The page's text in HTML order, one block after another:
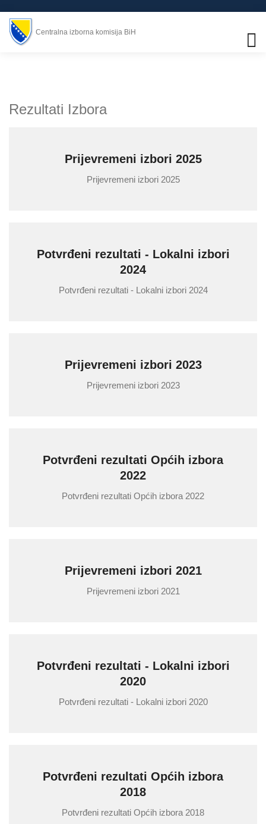
Centralna izborna komisija BiH
Rezultati Izbora
Prijevremeni izbori 2025
Prijevremeni izbori 2025
Potvrđeni rezultati - Lokalni izbori
2024
Potvrđeni rezultati - Lokalni izbori 2024
Prijevremeni izbori 2023
Prijevremeni izbori 2023
Potvrđeni rezultati Općih izbora
2022
Potvrđeni rezultati Općih izbora 2022
Prijevremeni izbori 2021
Prijevremeni izbori 2021
Potvrđeni rezultati - Lokalni izbori
2020
Potvrđeni rezultati - Lokalni izbori 2020
Potvrđeni rezultati Općih izbora
2018
Potvrđeni rezultati Općih izbora 2018